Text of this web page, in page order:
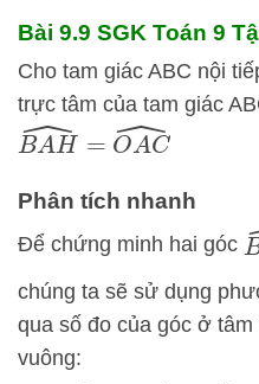
Bài 9.9 SGK Toán 9
Cho tam giác ABC nội
trực tâm của tam giác
BA H^ =OA C^
Phân tích nhanh
Để chứng minh hai góc
chúng ta sẽ sử dụng
qua số đo của góc ở
vuông: